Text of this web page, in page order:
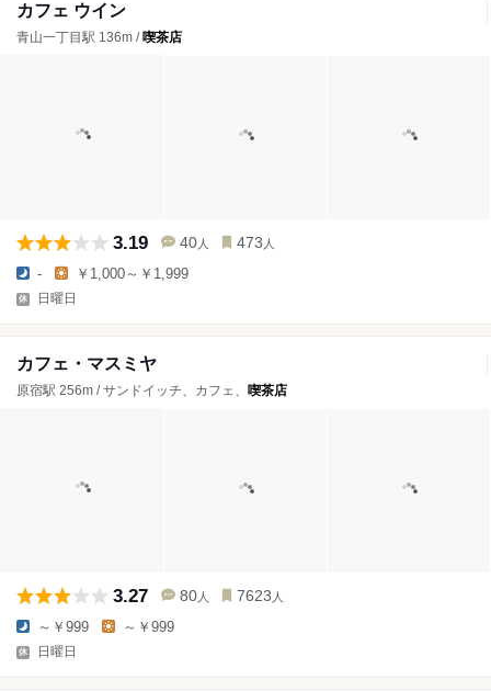
カフェ ウイン
青山一丁目駅 136m /喫茶店
3.19 40 人 473 人
- ￥1,000～￥1,999
日曜日
カフェ・マスミヤ
原宿駅 256m / サンドイッチ、カフェ、 喫茶店
3.27 80 人 7623 人
～￥999 ～￥999
日曜日